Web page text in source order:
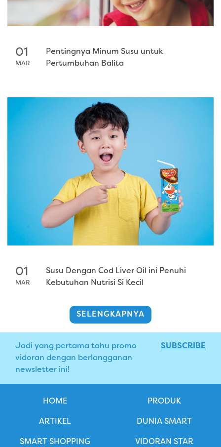
01
MAR
Pentingnya Minum Susu untuk
Pertumbuhan Balita
01
MAR
Susu Dengan Cod Liver Oil ini Penuhi
Kebutuhan Nutrisi Si Kecil
SELENGKAPNYA
Jadi yang pertama tahu promo
vidoran dengan berlangganan
newsletter ini!
SUBSCRIBE
HOME PRODUK
ARTIKEL DUNIA SMART
SMART SHOPPING VIDORAN STAR